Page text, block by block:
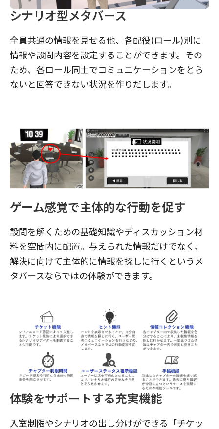
シナリオ型メタバース
全員共通の情報を見せる他、各配役(ロール)別に
情報や設問内容を設定することができます。その
ため、各ロール同士でコミュニケーションをとら
ないと回答できない状況を作りだします。
ゲーム感覚で主体的な行動を促す
設問を解くための基礎知識やディスカッション材
料を空間内に配置。与えられた情報だけでなく、
解決に向けて主体的に情報を探しに行くというメ
タバースならではの体験ができます。
体験をサポートする充実機能
入室制限やシナリオの出し分けができる「チケッ